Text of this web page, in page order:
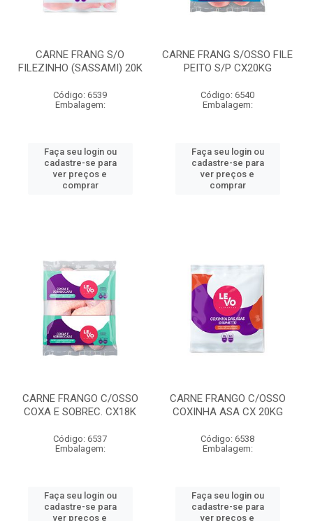
CARNE FRANG S/O
FILEZINHO (SASSAMI) 20K
Código: 6539
Embalagem:
Faça seu login ou
cadastre-se para
ver preços e
comprar
CARNE FRANG S/OSSO FILE
PEITO S/P CX20KG
Código: 6540
Embalagem:
Faça seu login ou
cadastre-se para
ver preços e
comprar
CARNE FRANGO C/OSSO
COXA E SOBREC. CX18K
Código: 6537
Embalagem:
Faça seu login ou
cadastre-se para
ver preços e
CARNE FRANGO C/OSSO
COXINHA ASA CX 20KG
Código: 6538
Embalagem:
Faça seu login ou
cadastre-se para
ver preços e